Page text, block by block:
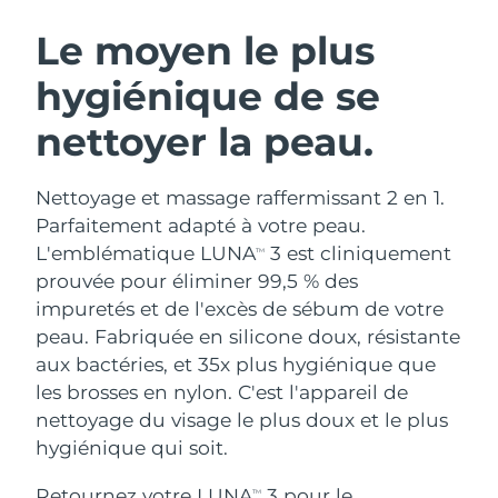
Le moyen le plus
hygiénique de se
nettoyer la peau.
Nettoyage et massage raffermissant 2 en 1.
Parfaitement adapté à votre peau.
L'emblématique LUNATM
3 est cliniquement
prouvée pour éliminer 99,5 % des
impuretés et de l'excès de sébum de votre
peau. Fabriquée en silicone doux, résistante
aux bactéries, et 35x plus hygiénique que
les brosses en nylon. C'est l'appareil de
nettoyage du visage le plus doux et le plus
hygiénique qui soit.
TM
Nettoyage du visage
Anti-aging massage
LUNA™ 4 Plus
Massage, LED heating
LUNA™ 4 Men
For men, anti-aging massage
Lifting
Microcurrent toning
BEAR™ 2 go
Microcurrent toning on-the-go
BEAR™ 2 eyes & lips
Microcurrent line smoothing device
Hydratation
UFO™ 3 coffret
Deep facial hydration
UFO™ 3 LED
Near-infrared and red light therapy
device
Soin bucco-dentaire
issa™ 4
Hybrid silicone sonic toothbrush
issa™ 4 plus
Smart hybrid silicone sonic toothbrush
FAQ™ TRAITEMENT ANTI-ÂGE
Anti-âge
NEW
Autriche Livraison estimée
Bahreïn Livraison estimée
Belgique Livraison estimée
Bermudes Livraison estimée14/8/26
Bosnie-Herzégovine Livraison estimée 11/8/26
Brunei Livraison estimée
Bulgarie Livraison estimée8/8/26
Canada Livraison estimée
Chili